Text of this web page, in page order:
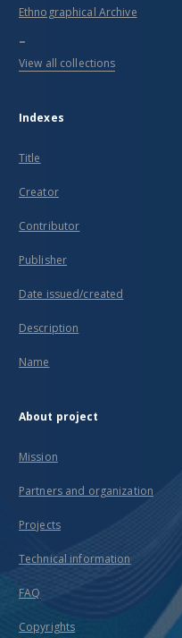
Ethnographical Archive
...
View all collections
Indexes
Title
Creator
Contributor
Publisher
Date issued/created
Description
Name
About project
Mission
Partners and organization
Projects
Technical information
FAQ
Copyrights